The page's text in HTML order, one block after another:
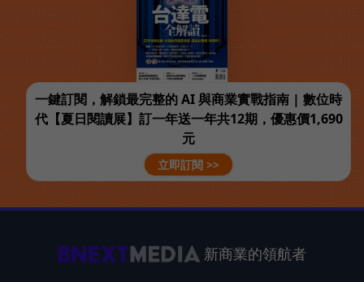
一鍵訂閱，解鎖最完整的 AI 與商業實戰指南 | 數位時
代【夏日閱讀展】訂一年送一年共12期，優惠價1,690
元
立即訂閱 >>
新商業的領航者